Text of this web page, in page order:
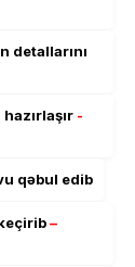
detallarını
-
qəbul edib
–